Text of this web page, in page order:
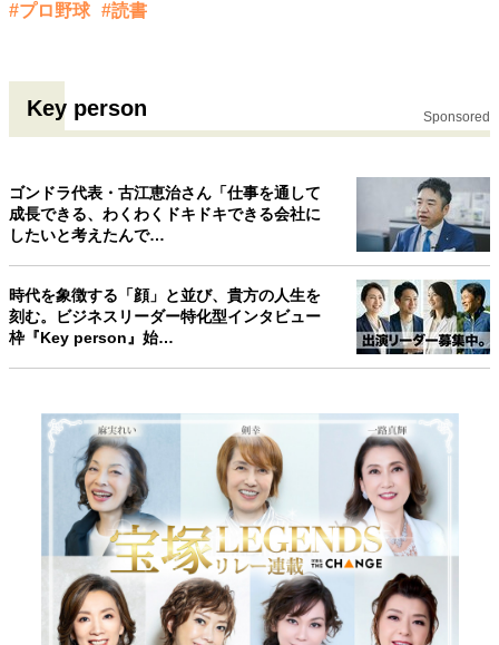
#プロ野球 #読書
Key person Sponsored
ゴンドラ代表・古江恵治さん「仕事を通して
成長できる、わくわくドキドキできる会社に
したいと考えたんで…
時代を象徴する「顔」と並び、貴方の人生を
刻む。ビジネスリーダー特化型インタビュー
枠『Key person』始…